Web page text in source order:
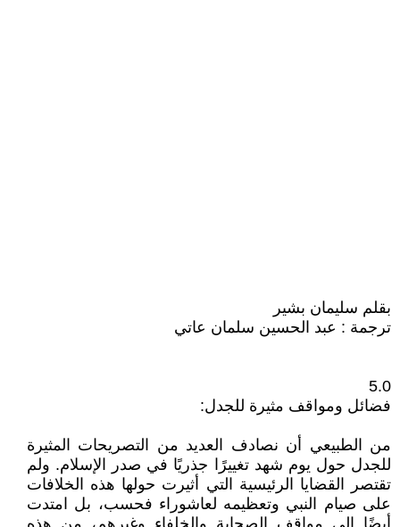
بقلم سليمان بشير
ترجمة : عبد الحسين سلمان عاتي
5.0
فضائل ومواقف مثيرة للجدل:
من الطبيعي أن نصادف العديد من التصريحات المثيرة
للجدل حول يوم شهد تغييرًا جذريًا في صدر الإسلام. ولم
تقتصر القضايا الرئيسية التي أثيرت حولها هذه الخلافات
على صيام النبي وتعظيمه لعاشوراء فحسب، بل امتدت